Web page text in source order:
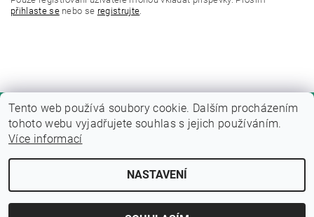
přihlaste senebo se registrujte.
2026 © Fitness zone, všechna práva vyhrazenaUpravit nastavení cookies
Tento web používá soubory cookie. Dalším procházením
tohoto webu vyjadřujete souhlas s jejich používáním.
Více informací
NASTAVENÍ